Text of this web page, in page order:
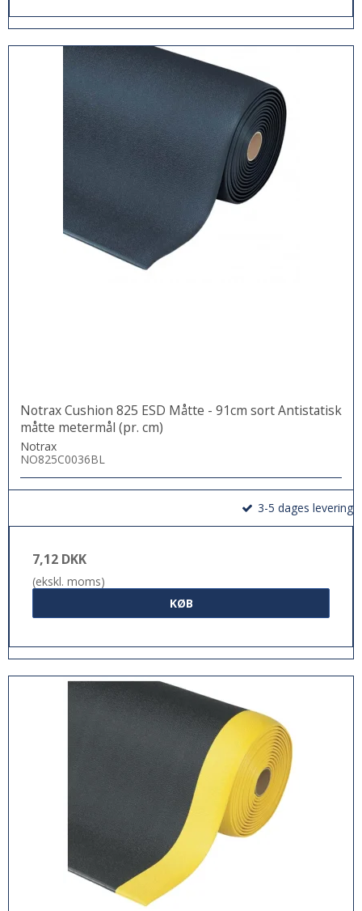
Notrax Cushion 825 ESD Måtte - 91cm sort Antistatisk
måtte metermål (pr. cm)
Notrax
NO825C0036BL
3-5 dages levering
7,12 DKK
(ekskl. moms)
KØB